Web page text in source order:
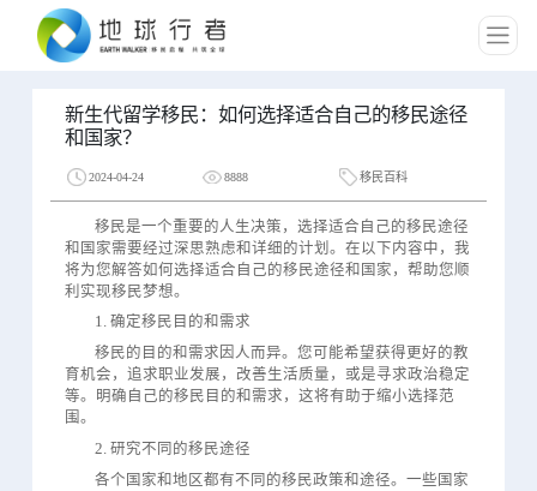
新生代留学移民：如何选择适合自己的移民途径
和国家？
2024-04-24 8888 移民百科
移民是一个重要的人生决策，选择适合自己的移民途径
和国家需要经过深思熟虑和详细的计划。在以下内容中，我
将为您解答如何选择适合自己的移民途径和国家，帮助您顺
利实现移民梦想。
1. 确定移民目的和需求
移民的目的和需求因人而异。您可能希望获得更好的教
育机会，追求职业发展，改善生活质量，或是寻求政治稳定
等。明确自己的移民目的和需求，这将有助于缩小选择范
围。
2. 研究不同的移民途径
各个国家和地区都有不同的移民政策和途径。一些国家